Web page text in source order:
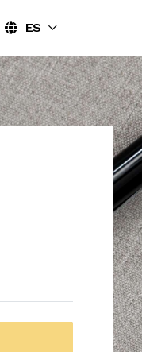
ES